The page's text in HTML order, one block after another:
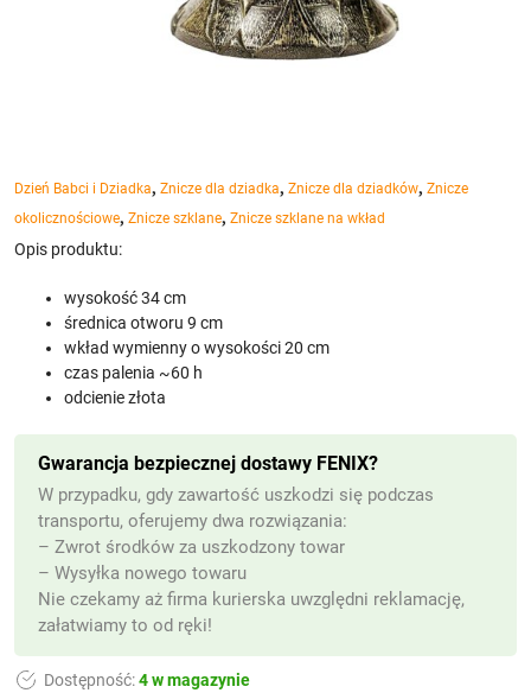
Dzień Babci i Dziadka, Znicze dla dziadka, Znicze dla dziadków, Znicze
okolicznościowe, Znicze szklane, Znicze szklane na wkład
Opis produktu:
wysokość 34 cm
średnica otworu 9 cm
wkład wymienny o wysokości 20 cm
czas palenia ~60 h
odcienie złota
Dostępność:4 w magazynie
Gwarancja bezpiecznej dostawy FENIX?
W przypadku, gdy zawartość uszkodzi się podczas
transportu, oferujemy dwa rozwiązania:
– Zwrot środków za uszkodzony towar
– Wysyłka nowego towaru
Nie czekamy aż firma kurierska uwzględni reklamację,
załatwiamy to od ręki!